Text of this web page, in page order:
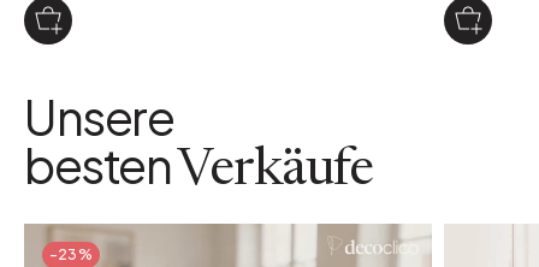
Unsere
bestenVerkäufe
-23%